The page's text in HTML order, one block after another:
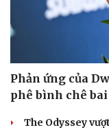
Phản ứng của
phê bình chê bai
The Odyssey